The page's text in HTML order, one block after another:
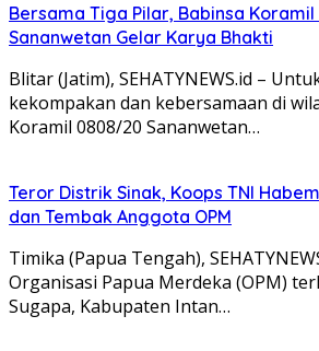
Bersama Tiga Pilar, Babinsa
Sananwetan Gelar Karya Bhakti
Blitar (Jatim), SEHATYNEWS.id –
kekompakan dan kebersamaan di
Koramil 0808/20 Sananwetan…
Teror Distrik Sinak, Koops TNI
dan Tembak Anggota OPM
Timika (Papua Tengah),
Organisasi Papua Merdeka (OPM)
Sugapa, Kabupaten Intan…